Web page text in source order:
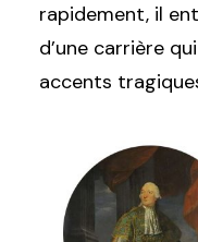
rapidement, il
d’une carrière
accents